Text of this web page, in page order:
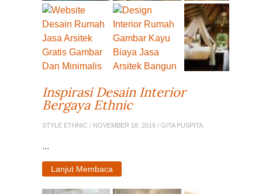
Inspirasi Desain Interior
Bergaya Ethnic
STYLE ETHNIC / NOVEMBER 18, 2019 / GITA PUSPITA
...
Lanjut Membaca